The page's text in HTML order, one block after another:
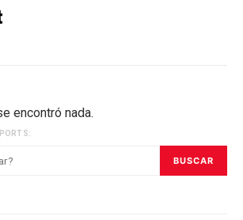
encontró nada.
BUSCAR